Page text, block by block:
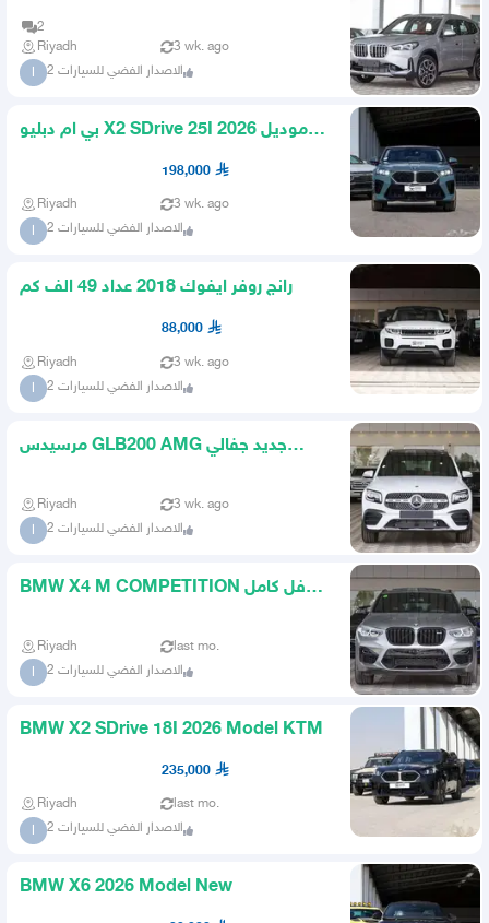
2
Riyadh
3 wk. ago
ا الاصدار الفضي للسيارات 2
بي ام دبليو X2 SDrive 25I موديل 2026
198,000
Riyadh 3 wk. ago
ا الاصدار الفضي للسيارات 2
رانج روفر ايفوك 2018 عداد 49 الف كم
88,000
Riyadh 3 wk. ago
ا الاصدار الفضي للسيارات 2
مرسيدس GLB200 AMG جديد جفالي
Riyadh 3 wk. ago
ا الاصدار الفضي للسيارات 2
BMW X4 M COMPETITION فل كامل
Riyadh last mo.
ا الاصدار الفضي للسيارات 2
BMW X2 SDrive 18I 2026 Model KTM
235,000
Riyadh last mo.
ا الاصدار الفضي للسيارات 2
BMW X6 2026 Model New